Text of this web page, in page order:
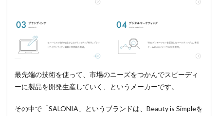
最先端の技術を使って、市場のニーズをつかんでスピーディ
ーに製品を開発生産していく、というメーカーです。
その中で「SALONIA」というブランドは、Beauty is Simpleを